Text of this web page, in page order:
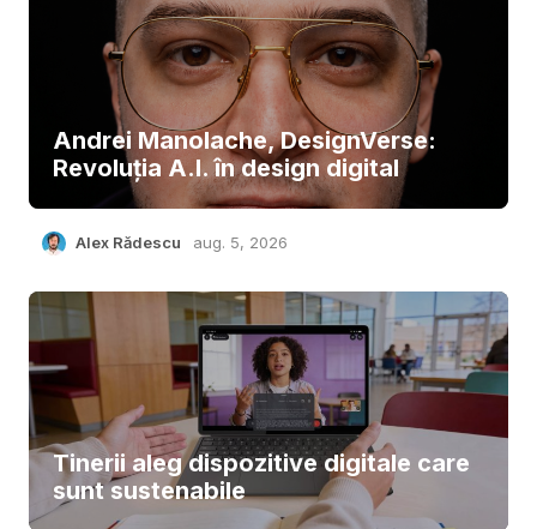
Andrei Manolache, DesignVerse:
Revoluția A.I. în design digital
Alex Rădescu aug. 5, 2026
Tinerii aleg dispozitive digitale care
sunt sustenabile